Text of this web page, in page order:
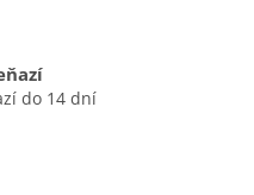
do 14 dní